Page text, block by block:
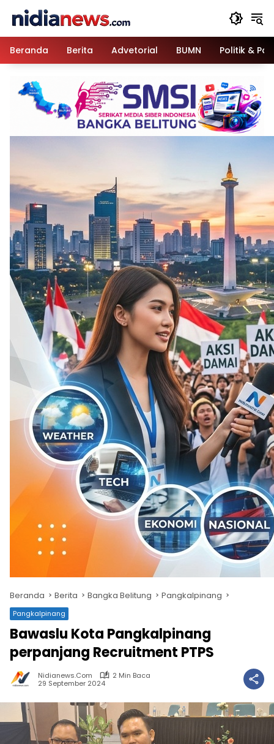
Beranda
Berita Advetorial BUMN Politik &
Beranda Berita Bangka Belitung Pangkalpinang
Pangkalpinang
Bawaslu Kota Pangkalpinang
perpanjang Recruitment PTPS
Nidianews.com
2 Min Baca
29 September 2024